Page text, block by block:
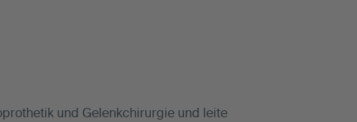
und Gelenkchirurgie und leite